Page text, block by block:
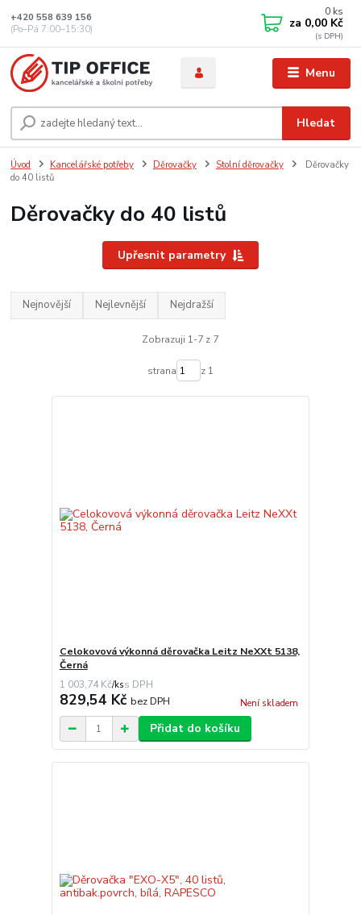
Menu
Hledat
+420 558 639 156
(Po–Pá 7:00–15:30)
0 ks
za 0,00 Kč
Úvod Kancelářské potřeby Děrovačky Stolní děrovačky
Děrovačky
do 40 listů
Děrovačky do 40 listů
Upřesnit parametry
Nejnovější Nejlevnější Nejdražší
Zobrazuji 1-7 z 7
strana z 1
Celokovová výkonná děrovačka Leitz NeXXt 5138,
Černá
1 003,74 Kč/ks
829,54 Kč bez DPH Není skladem
Přidat do košíku